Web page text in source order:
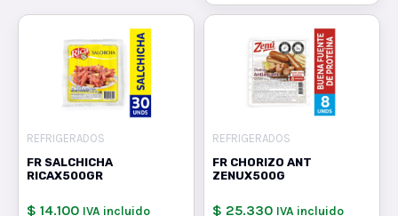
REFRIGERADOS
FR SALCHICHA
RICAX500GR
$ 14.100 IVA incluido
REFRIGERADOS
FR CHORIZO ANT
ZENUX500G
$ 25.330 IVA incluido